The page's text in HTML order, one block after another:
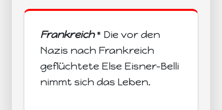
Frankreich* Die vor den
Nazis nach Frankreich
geflüchtete Else Eisner-Belli
nimmt sich das Leben.